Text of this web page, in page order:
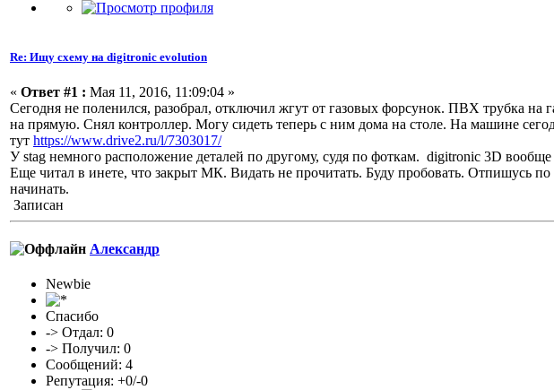
Re: Ищу схему на digitronic evolution
« Ответ #1 : Мая 11, 2016, 11:09:04 »
Сегодня не поленился, разобрал, отключил жгут от газовых форсунок. ПВХ трубка на
на прямую. Снял контроллер. Могу сидеть теперь с ним дома на столе. На машине
тут https://www.drive2.ru/l/7303017/
У stag немного расположение деталей по другому, судя по фоткам. digitronic 3D
Еще читал в инете, что закрыт МК. Видать не прочитать. Буду пробовать. Отпишусь по
начинать.
Записан
Александр
Newbie
Спасибо
-> Отдал: 0
-> Получил: 0
Сообщений: 4
Репутация: +0/-0